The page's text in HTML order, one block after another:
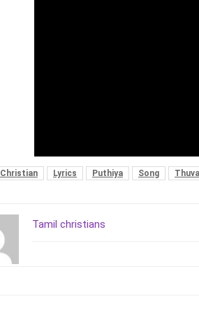
Christian Lyrics Puthiya Song
Tamil christians